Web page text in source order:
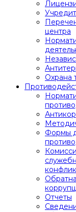
центра
Охрана
Формы
Отчеты